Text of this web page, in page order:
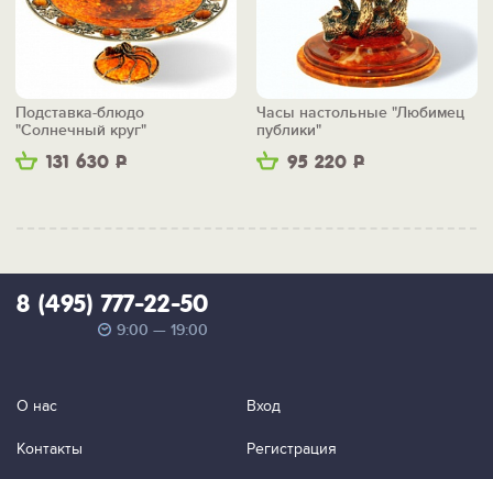
131 630 Р
Подставка-блюдо
"Солнечный круг"
95 220 Р
Часы настольные "Любимец
публики"
8 (495) 777-22-50
9:00 — 19:00
О нас
Контакты
Вход
Регистрация